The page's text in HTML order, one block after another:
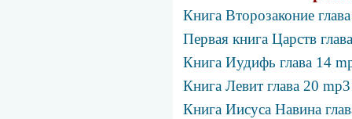
Книга Второзаконие
Первая книга Царств
Книга Иудифь глава 14
Книга Левит глава 20 mp3
Книга Иисуса Навина